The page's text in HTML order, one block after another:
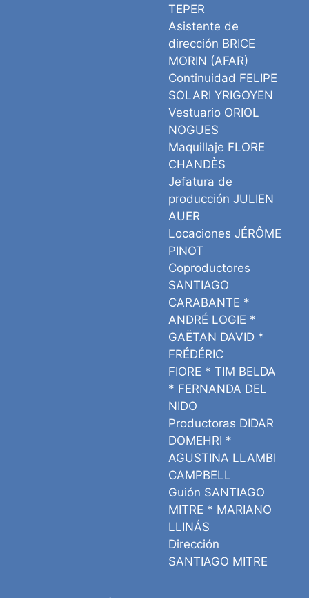
TEPER
Asistente de
dirección BRICE
MORIN (AFAR)
Continuidad FELIPE
SOLARI YRIGOYEN
Vestuario ORIOL
NOGUES
Maquillaje FLORE
CHANDÈS
Jefatura de
producción JULIEN
AUER
Locaciones JÉRÔME
PINOT
Coproductores
SANTIAGO
CARABANTE *
ANDRÉ LOGIE *
GAËTAN DAVID *
FRÉDÉRIC
FIORE * TIM BELDA
* FERNANDA DEL
NIDO
Productoras DIDAR
DOMEHRI *
AGUSTINA LLAMBI
CAMPBELL
Guión SANTIAGO
MITRE * MARIANO
LLINÁS
Dirección
SANTIAGO MITRE